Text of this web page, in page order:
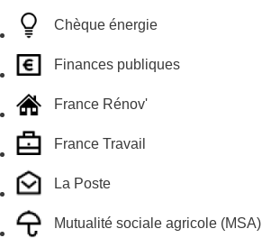
Chèque énergie
Finances publiques
France Rénov'
France Travail
La Poste
Mutualité sociale agricole (MSA)